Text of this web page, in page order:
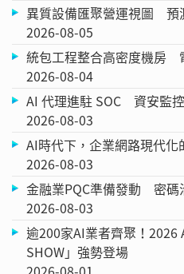
異質設備匯聚營運視圖 預
2026-08-05
統包工程整合高密度機房
2026-08-04
AI 代理進駐 SOC 資安監
2026-08-03
AI時代下，企業網路現代化
2026-08-03
金融業PQC準備發動 密碼
2026-08-03
逾200家AI業者齊聚！2026
SHOW」強勢登場